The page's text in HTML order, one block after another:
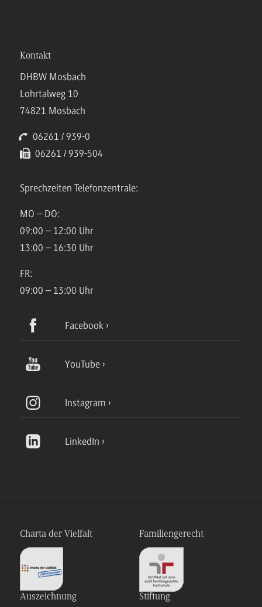
Kontakt
DHBW Mosbach
Lohrtalweg 10
74821 Mosbach
06261 / 939-0
06261 / 939-504
Sprechzeiten Telefonzentrale:
MO – DO:
09:00 – 12:00 Uhr
13:00 – 16:30 Uhr
FR:
09:00 – 13:00 Uhr
Facebook
YouTube
Instagram
LinkedIn
Charta der Vielfalt Familiengerecht
Auszeichnung Stiftung